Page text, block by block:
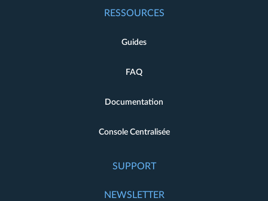
RESSOURCES
Guides
FAQ
Documentation
Console Centralisée
SUPPORT
NEWSLETTER